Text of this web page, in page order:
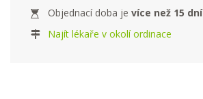
Objednací doba je více než 15 dní
Najít lékaře v okolí ordinace